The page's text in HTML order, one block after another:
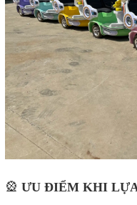
🎡 ƯU ĐIỂM KHI